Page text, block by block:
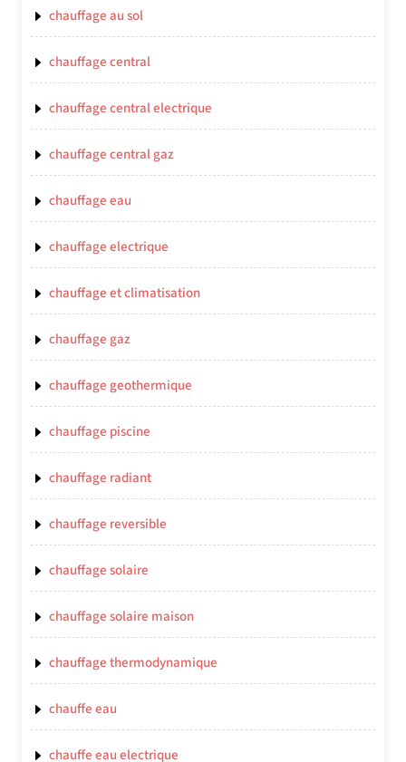
chauffage au sol
chauffage central
chauffage central electrique
chauffage central gaz
chauffage eau
chauffage electrique
chauffage et climatisation
chauffage gaz
chauffage geothermique
chauffage piscine
chauffage radiant
chauffage reversible
chauffage solaire
chauffage solaire maison
chauffage thermodynamique
chauffe eau
chauffe eau electrique